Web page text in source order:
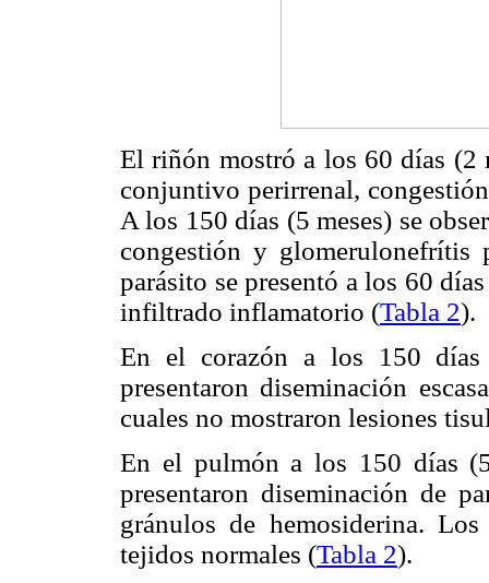
El riñón mostró a los 60 días (2
conjuntivo perirrenal,
A los 150 días (5 meses) se
congestión y glomerulonefrítis
parásito se presentó a los 60
infiltrado inflamatorio (Tabla 2).
En el corazón a los 150 días
presentaron diseminación
cuales no mostraron lesiones
En el pulmón a los 150 días
presentaron diseminación de
gránulos de hemosiderina.
tejidos normales (Tabla 2).